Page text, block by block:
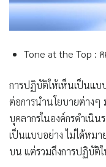
Tone at the Top :
การปฏิบัติให้เห็นเป็นแบ
ต่อการนำนโยบายต่างๆ
บุคลากรในองค์กรดำเนิ
เป็นแบบอย่าง ไม่ได้หมา
บน แต่รวมถึงการปฏิบัติ